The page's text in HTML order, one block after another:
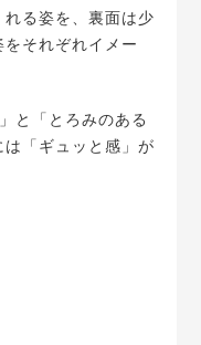
る姿を、裏面は少
それぞれイメー
と「とろみのある
「ギュッと感」が